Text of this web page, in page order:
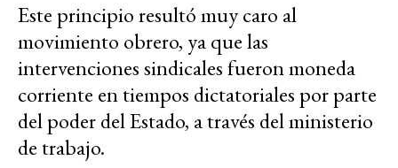
Este principio resultó muy caro al
movimiento obrero, ya que las
intervenciones sindicales fueron moneda
corriente en tiempos dictatoriales por parte
del poder del Estado, a través del ministerio
de trabajo.